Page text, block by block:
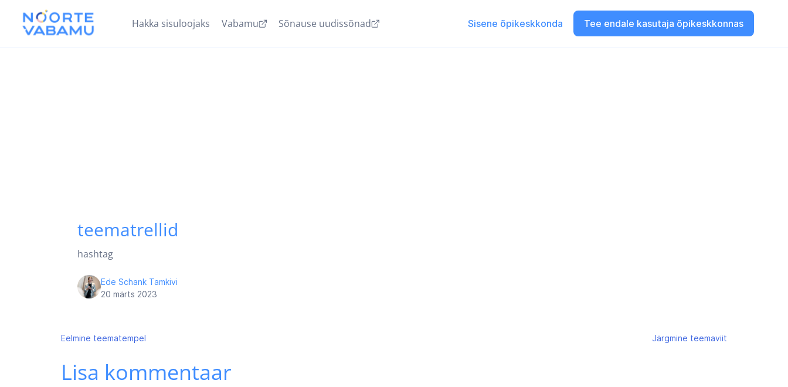
Hakka sisuloojaks Vabamu Sõnause uudissõnad Sisene õpikeskkonda Tee endale kasutaja õpikeskkonnas
teematrellid
hashtag
Ede Schank Tamkivi
20 märts 2023
Navigeerimine
Eelmine teematempel Järgmine teemaviit
Lisa kommentaar